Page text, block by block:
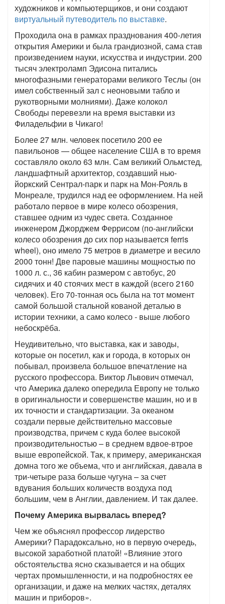
художников и компьютерщиков, и они создают
виртуальный путеводитель по выставке.
Проходила она в рамках празднования 400-летия
открытия Америки и была грандиозной, сама став
произведением науки, искусства и индустрии. 200
тысяч электроламп Эдисона питались
многофазными генераторами великого Теслы (он
имел собственный зал с неоновыми табло и
рукотворными молниями). Даже колокол
Свободы перевезли на время выставки из
Филадельфии в Чикаго!
Более 27 млн. человек посетило 200 ее
павильонов — общее население США в то время
составляло около 63 млн. Сам великий Ольмстед,
ландшафтный архитектор, создавший нью-
йоркский Сентрал-парк и парк на Мон-Рояль в
Монреале, трудился над ее оформлением. На ней
работало первое в мире колесо обозрения,
ставшее одним из чудес света. Созданное
инженером Джорджем Феррисом (по-английски
колесо обозрения до сих пор называется ferris
wheel), оно имело 75 метров в диаметре и весило
2000 тонн! Две паровые машины мощностью по
1000 л. с., 36 кабин размером с автобус, 20
сидячих и 40 стоячих мест в каждой (всего 2160
человек). Его 70-тонная ось была на тот момент
самой большой стальной кованой деталью в
истории техники, а само колесо ‑ выше любого
небоскрёба.
Неудивительно, что выставка, как и заводы,
которые он посетил, как и города, в которых он
побывал, произвела большое впечатление на
русского профессора. Виктор Львович отмечал,
что Америка далеко опередила Европу не только
в оригинальности и совершенстве машин, но и в
их точности и стандартизации. За океаном
создали первые действительно массовые
производства, причем с куда более высокой
производительностью – в среднем вдвое-втрое
выше европейской. Так, к примеру, американская
домна того же объема, что и английская, давала в
три-четыре раза больше чугуна – за счет
вдувания больших количеств воздуха под
большим, чем в Англии, давлением. И так далее.
Почему Америка вырвалась вперед?
Чем же объяснял профессор лидерство
Америки? Парадоксально, но в первую очередь,
высокой заработной платой! «Влияние этого
обстоятельства ясно сказывается и на общих
чертах промышленности, и на подробностях ее
организации, и даже на мелких частях, деталях
машин и приборов».